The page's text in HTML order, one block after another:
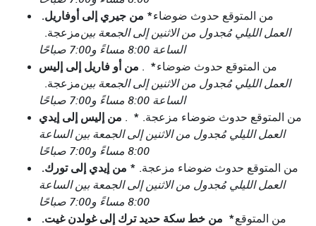
من جيري إلى أوفاريل. *من المتوقع حدوث ضوضاء
مزعجة.العمل الليلي مُجدول من الاثنين إلى الجمعة بين
الساعة 8:00 مساءً و7:00 صباحًا
من أو فاريل إلى إليس . *من المتوقع حدوث ضوضاء
مزعجة.العمل الليلي مُجدول من الاثنين إلى الجمعة بين
الساعة 8:00 مساءً و7:00 صباحًا
من إليس إلى إيدي . * من المتوقع حدوث ضوضاء مزعجة.
العمل الليلي مُجدول من الاثنين إلى الجمعة بين الساعة
8:00 مساءً و7:00 صباحًا
من إيدي إلى تورك. * من المتوقع حدوث ضوضاء مزعجة.
العمل الليلي مُجدول من الاثنين إلى الجمعة بين الساعة
8:00 مساءً و7:00 صباحًا
من خط سكة حديد ترك إلى غولدن غيت. *من المتوقع